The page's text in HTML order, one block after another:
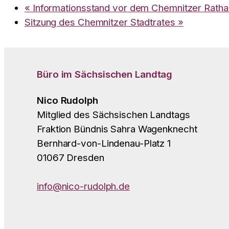
« Informationsstand vor dem Chemnitzer
Sitzung des Chemnitzer Stadtrates »
Büro im Sächsischen Landtag
Nico Rudolph
Mitglied des Sächsischen Landtags
Fraktion Bündnis Sahra Wagenknecht
Bernhard-von-Lindenau-Platz 1
01067 Dresden
info@nico-rudolph.de